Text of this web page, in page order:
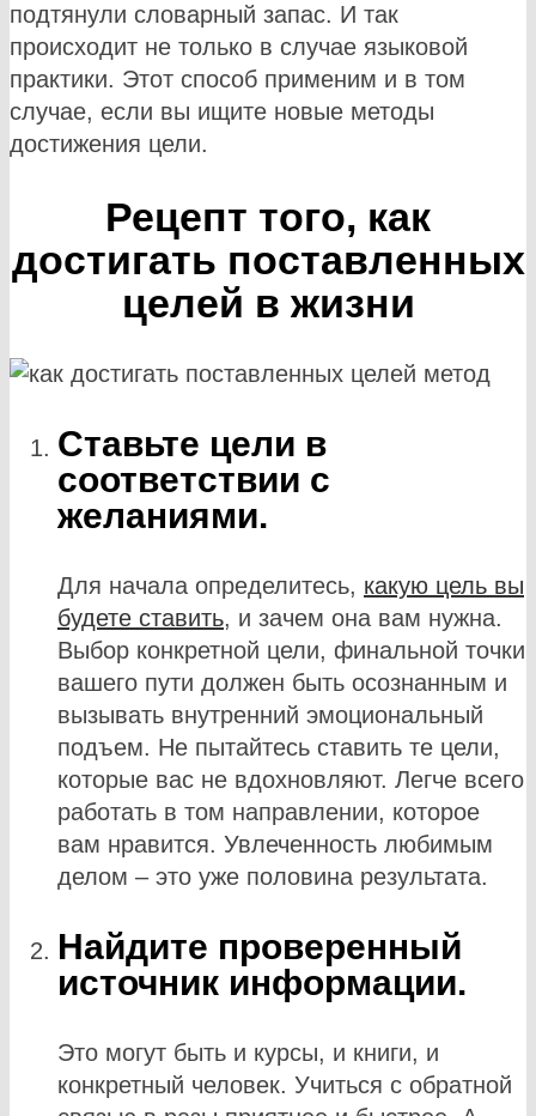
подтянули словарный запас. И так
происходит не только в случае языковой
практики. Этот способ применим и в том
случае, если вы ищите новые методы
достижения цели.
Рецепт того, как
достигать поставленных
целей в жизни
Ставьте цели в
соответствии с
желаниями.
Для начала определитесь, какую цель вы
будете ставить, и зачем она вам нужна.
Выбор конкретной цели, финальной точки
вашего пути должен быть осознанным и
вызывать внутренний эмоциональный
подъем. Не пытайтесь ставить те цели,
которые вас не вдохновляют. Легче всего
работать в том направлении, которое
вам нравится. Увлеченность любимым
делом – это уже половина результата.
Найдите проверенный
источник информации.
Это могут быть и курсы, и книги, и
конкретный человек. Учиться с обратной